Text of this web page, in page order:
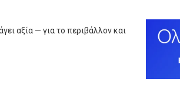
αξία — για το περιβάλλον και